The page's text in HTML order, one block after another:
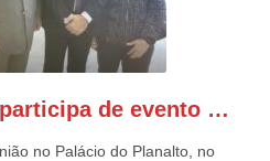
e coberturas, para 30.000
Patriotas Brasileiros
Eu, Lula e os
Gonzaga Patriota participa de evento em prol do desenvolvimento do Nordeste
no Palácio do Planalto, no